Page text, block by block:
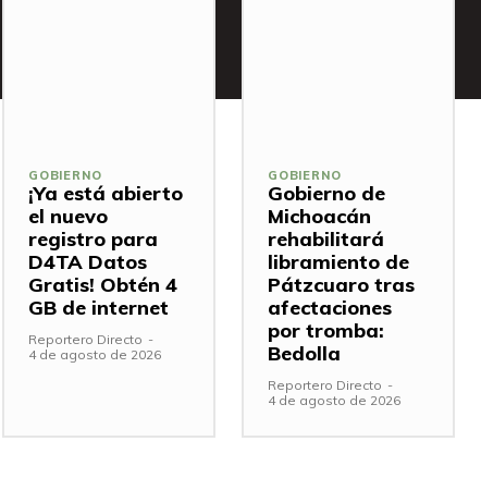
GOBIERNO
¡Ya está abierto
el nuevo
registro para
D4TA Datos
Gratis! Obtén 4
GB de internet
Reportero Directo -
4 de agosto de 2026
GOBIERNO
Gobierno de
Michoacán
rehabilitará
libramiento de
Pátzcuaro tras
afectaciones
por tromba:
Bedolla
Reportero Directo -
4 de agosto de 2026